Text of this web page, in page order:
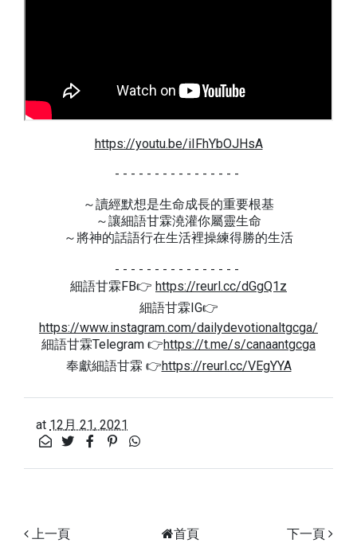
https://youtu.be/iIFhYbOJHsA
- - - - - - - - - - - - - - - -
～讀經默想是生命成長的重要根基
～讓細語甘霖澆灌你屬靈生命
～將神的話語行在生活裡操練得勝的生活
- - - - - - - - - - - - - - - -
細語甘霖FB👉 https://reurl.cc/dGgQ1z
細語甘霖IG👉
https://www.instagram.com/dailydevotionaltgcga/
細語甘霖Telegram 👉https://t.me/s/canaantgcga
奉獻細語甘霖 👉https://reurl.cc/VEgYYA
at 12月 21, 2021
上一頁 下一頁
首頁